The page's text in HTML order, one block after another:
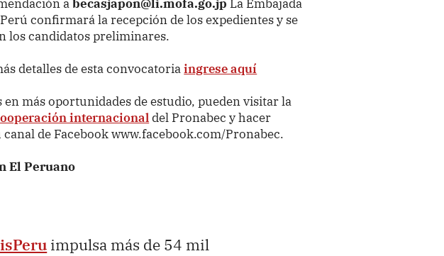
confirmará la recepción de los expedientes y se
los candidatos preliminares.
detalles de esta convocatoriaingrese aquí
en más oportunidades de estudio, pueden visitar la
internacional del Pronabec y hacer
de Facebook www.facebook.com/Pronabec.
El Peruano
impulsa más de 54 mil